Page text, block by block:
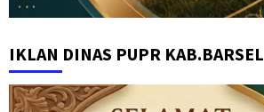
IKLAN DINAS PUPR KAB.BARSEL